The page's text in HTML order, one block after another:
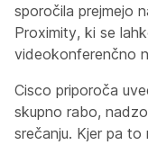
sporočila prejmejo
Proximity, ki se
videokonferenčno
Cisco priporoča
skupno rabo,
srečanju. Kjer pa